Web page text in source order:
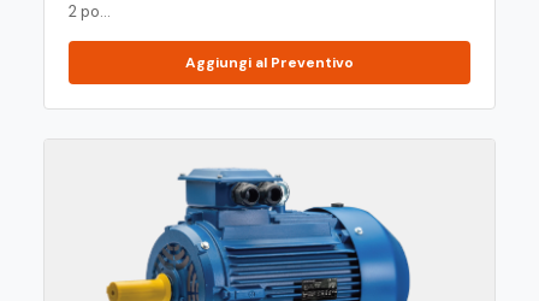
2 po...
Aggiungi al Preventivo